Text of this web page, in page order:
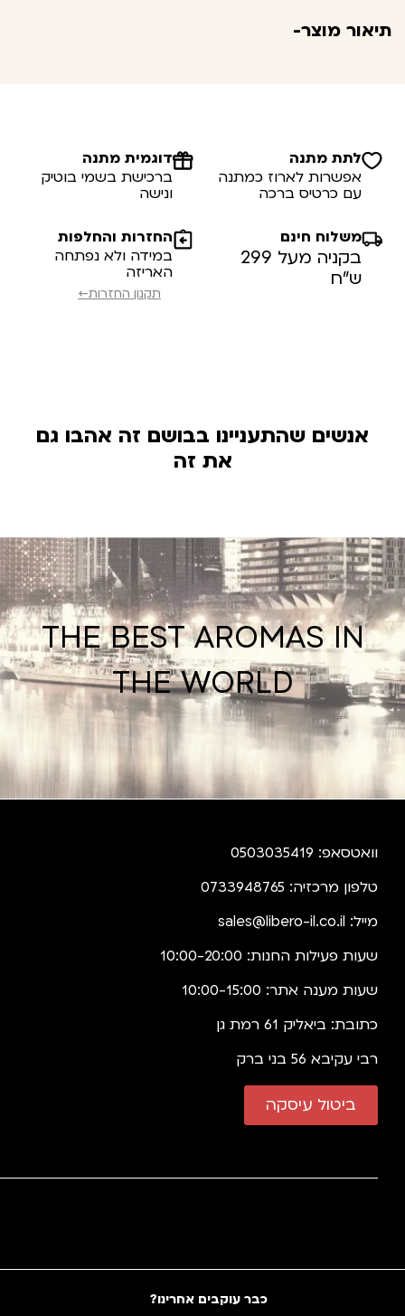
תיאור מוצר-
לתת מתנה
אפשרות לארוז כמתנה
עם כרטיס ברכה
דוגמית מתנה
ברכישת בשמי בוטיק
ונישה
משלוח חינם
בקניה מעל 299
ש”ח
החזרות והחלפות
במידה ולא נפתחה
האריזה
תקנון החזרות←
אנשים שהתעניינו בבושם זה אהבו גם
את זה
THE BEST AROMAS IN
THE WORLD
וואטסאפ: 0503035419
טלפון מרכזיה: 0733948765
מייל: sales@libero-il.co.il
שעות פעילות החנות: 10:00-20:00
שעות מענה אתר: 10:00-15:00
כתובת: ביאליק 61 רמת גן
רבי עקיבא 56 בני ברק
ביטול עיסקה
כבר עוקבים אחרינו?